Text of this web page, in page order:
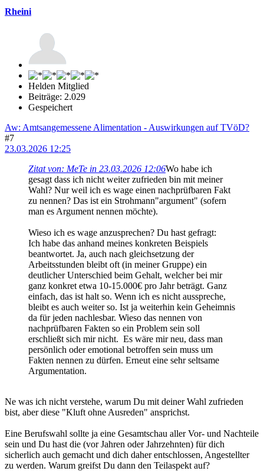
Rheini
Helden Mitglied
Beiträge: 2.029
Gespeichert
Aw: Amtsangemessene Alimentation - Auswirkungen auf TVöD?
#7
23.03.2026 12:25
Zitat von: MeTe in 23.03.2026 12:06Wo habe ich
gesagt dass ich nicht weiter zufrieden bin mit meiner
Wahl? Nur weil ich es wage einen nachprüfbaren Fakt
zu nennen? Das ist ein Strohmann"argument" (sofern
man es Argument nennen möchte).
Wieso ich es wage anzusprechen? Du hast gefragt:
Ich habe das anhand meines konkreten Beispiels
beantwortet. Ja, auch nach gleichsetzung der
Arbeitsstunden bleibt oft (in meiner Gruppe) ein
deutlicher Unterschied beim Gehalt, welcher bei mir
ganz konkret etwa 10-15.000€ pro Jahr beträgt. Ganz
einfach, das ist halt so. Wenn ich es nicht ausspreche,
bleibt es auch weiter so. Ist ja weiterhin kein Geheimnis
da für jeden nachlesbar. Wieso das nennen von
nachprüfbaren Fakten so ein Problem sein soll
erschließt sich mir nicht. Es wäre mir neu, dass man
persönlich oder emotional betroffen sein muss um
Fakten nennen zu dürfen. Erneut eine sehr seltsame
Argumentation.
Ne was ich nicht verstehe, warum Du mit deiner Wahl zufrieden
bist, aber diese "Kluft ohne Ausreden" ansprichst.
Eine Berufswahl sollte ja eine Gesamtschau aller Vor- und Nachteile
sein und Du hast die (vor Jahren oder Jahrzehnten) für dich
sicherlich auch gemacht und dich daher entschlossen, Angestellter
zu werden. Warum greifst Du dann den Teilaspekt auf?